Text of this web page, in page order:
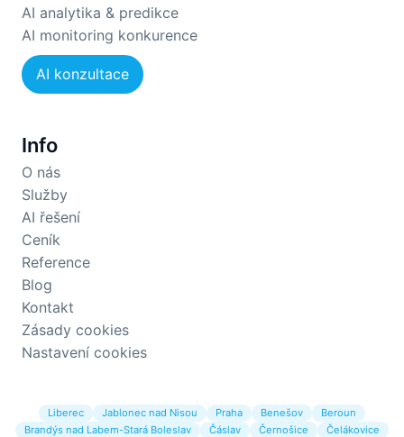
AI analytika & predikce
AI monitoring konkurence
AI konzultace
Info
O nás
Služby
AI řešení
Ceník
Reference
Blog
Kontakt
Zásady cookies
Nastavení cookies
Liberec Jablonec nad Nisou Praha Benešov
Beroun
Brandýs nad Labem-Stará Boleslav
Čáslav Černošice
Čelákovice